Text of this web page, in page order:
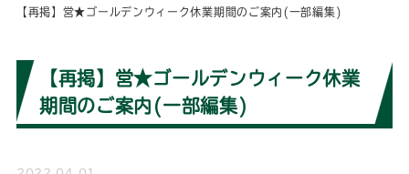
【再掲】営★ゴールデンウィーク休業期間のご案内(一部編集)
【再掲】営★ゴールデンウィーク休業
期間のご案内(一部編集)